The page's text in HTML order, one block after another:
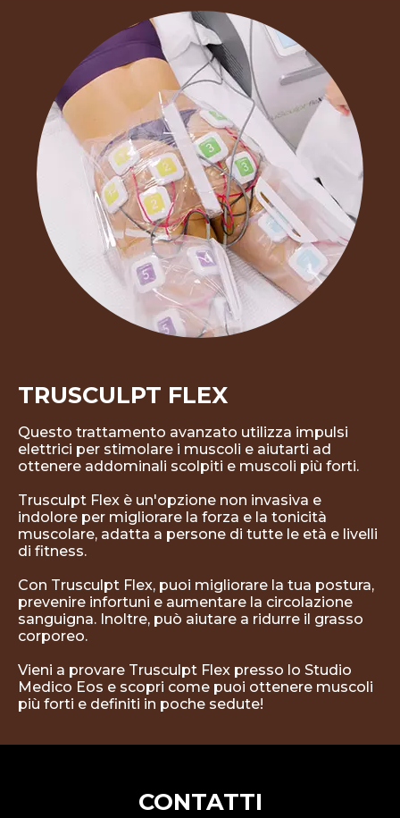
TRUSCULPT FLEX
Questo trattamento avanzato utilizza impulsi
elettrici per stimolare i muscoli e aiutarti ad
ottenere addominali scolpiti e muscoli più forti.
Trusculpt Flex è un'opzione non invasiva e
indolore per migliorare la forza e la tonicità
muscolare, adatta a persone di tutte le età e livelli
di fitness.
Con Trusculpt Flex, puoi migliorare la tua postura,
prevenire infortuni e aumentare la circolazione
sanguigna. Inoltre, può aiutare a ridurre il grasso
corporeo.
Vieni a provare Trusculpt Flex presso lo Studio
Medico Eos e scopri come puoi ottenere muscoli
più forti e definiti in poche sedute!
CONTATTI